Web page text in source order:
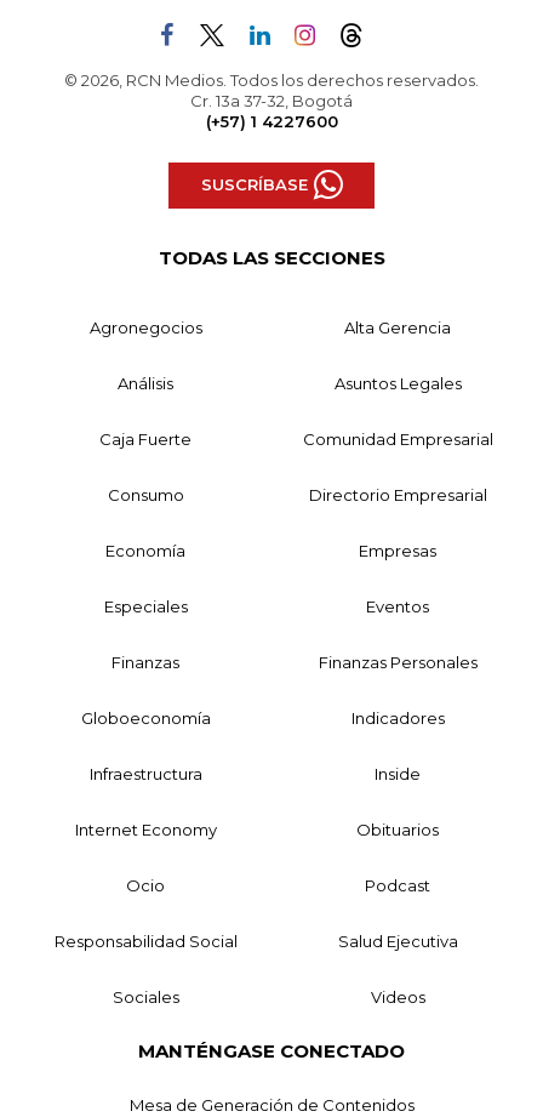
© 2026, RCN Medios. Todos los derechos reservados.
Cr. 13a 37-32, Bogotá
(+57) 1 4227600
SUSCRÍBASE
TODAS LAS SECCIONES
Agronegocios Alta Gerencia
Análisis Asuntos Legales
Caja Fuerte Comunidad Empresarial
Consumo Directorio Empresarial
Economía Empresas
Especiales Eventos
Finanzas Finanzas Personales
Globoeconomía Indicadores
Infraestructura Inside
Internet Economy Obituarios
Ocio Podcast
Responsabilidad Social Salud Ejecutiva
Sociales Videos
MANTÉNGASE CONECTADO
Mesa de Generación de Contenidos